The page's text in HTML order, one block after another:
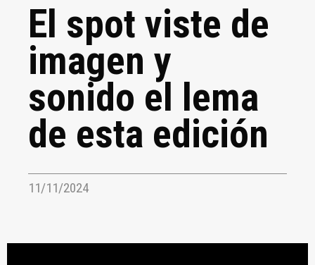
El spot viste de
imagen y
sonido el lema
de esta edición
11/11/2024